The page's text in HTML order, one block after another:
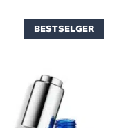
BESTSELGER